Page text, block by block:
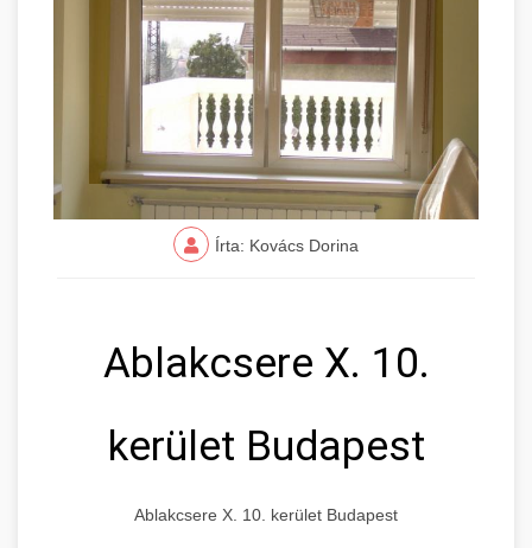
Írta: Kovács Dorina
Ablakcsere X. 10.
kerület Budapest
Ablakcsere X. 10. kerület Budapest